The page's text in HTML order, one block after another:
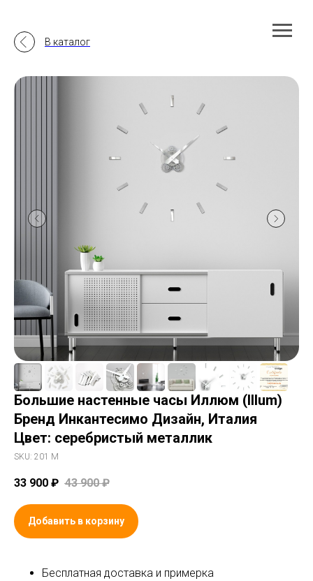
В каталог
Большие настенные часы Иллюм (Illum)
Бренд Инкантесимо Дизайн, Италия
Цвет: серебристый металлик
SKU: 201 M
33 900 ₽ 43 900 ₽
Добавить в корзину
Бесплатная доставка и примерка